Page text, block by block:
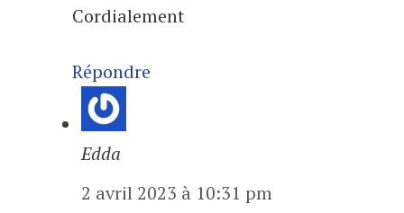
Cordialement
Répondre
Edda
2 avril 2023 à 10:31 pm